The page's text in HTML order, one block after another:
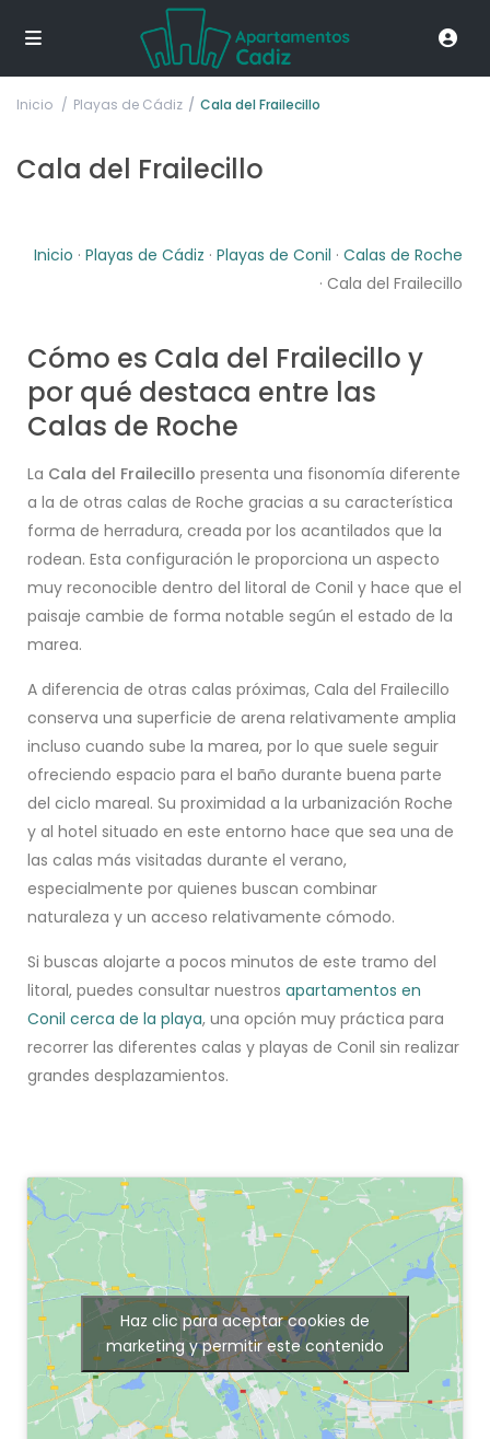
Inicio Playas de Cádiz Cala del Frailecillo
Cala del Frailecillo
Inicio · Playas de Cádiz · Playas de Conil · Calas de Roche
· Cala del Frailecillo
Cómo es Cala del Frailecillo y
por qué destaca entre las
Calas de Roche
La Cala del Frailecillo presenta una fisonomía diferente
a la de otras calas de Roche gracias a su característica
forma de herradura, creada por los acantilados que la
rodean. Esta configuración le proporciona un aspecto
muy reconocible dentro del litoral de Conil y hace que el
paisaje cambie de forma notable según el estado de la
marea.
A diferencia de otras calas próximas, Cala del Frailecillo
conserva una superficie de arena relativamente amplia
incluso cuando sube la marea, por lo que suele seguir
ofreciendo espacio para el baño durante buena parte
del ciclo mareal. Su proximidad a la urbanización Roche
y al hotel situado en este entorno hace que sea una de
las calas más visitadas durante el verano,
especialmente por quienes buscan combinar
naturaleza y un acceso relativamente cómodo.
Si buscas alojarte a pocos minutos de este tramo del
litoral, puedes consultar nuestrosapartamentos en
Conil cerca de la playa, una opción muy práctica para
recorrer las diferentes calas y playas de Conil sin realizar
grandes desplazamientos.
Haz clic para aceptar cookies de
marketing y permitir este contenido